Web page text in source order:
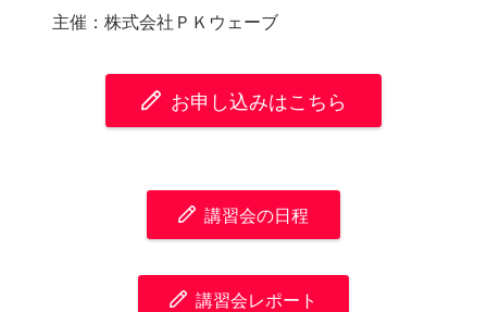
主催：株式会社ＰＫウェーブ
お申し込みはこちら
講習会の日程
講習会レポート